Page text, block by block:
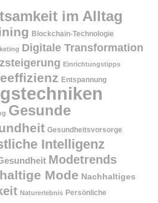
im Alltag
Blockchain-Technologie
Digitale Transformation
Einrichtungstipps
Entspannung
Gesunde
Gesundheitsvorsorge
Intelligenz
Modetrends
Mode Nachhaltiges
Naturerlebnis Persönliche